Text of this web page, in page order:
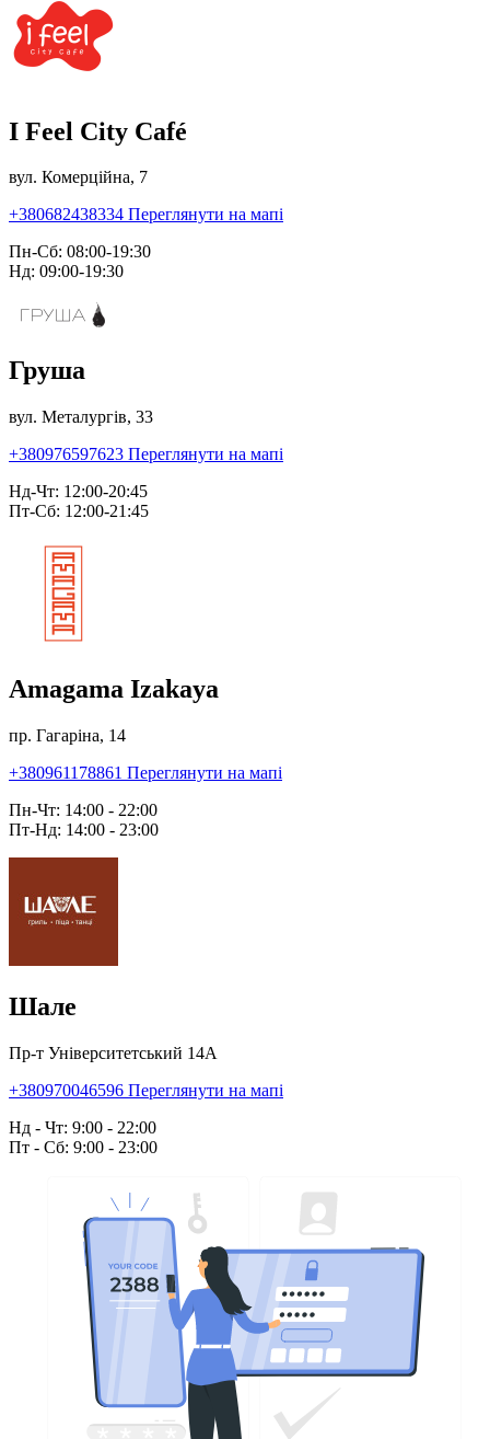
I Feel City Café
вул. Комерційна, 7
+380682438334 Переглянути на мапі
Пн-Сб: 08:00-19:30
Нд: 09:00-19:30
Груша
вул. Металургів, 33
+380976597623 Переглянути на мапі
Нд-Чт: 12:00-20:45
Пт-Сб: 12:00-21:45
Amagama Izakaya
пр. Гагаріна, 14
+380961178861 Переглянути на мапі
Пн-Чт: 14:00 - 22:00
Пт-Нд: 14:00 - 23:00
Шале
Пр-т Університетський 14А
+380970046596 Переглянути на мапі
Нд - Чт: 9:00 - 22:00
Пт - Сб: 9:00 - 23:00